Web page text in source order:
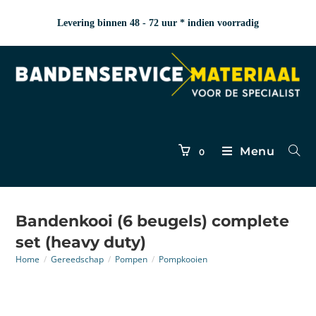
Levering binnen 48 - 72 uur * indien voorradig
0 Menu
Bandenkooi (6 beugels) complete
set (heavy duty)
Home / Gereedschap / Pompen / Pompkooien